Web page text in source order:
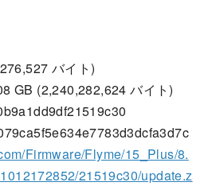
バイト)
GB (2,240,282,624 バイト)
Firmware/Flyme/15_Plus/8.
21519c30/update.z